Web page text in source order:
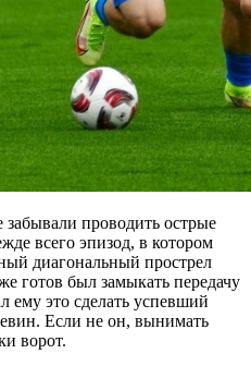
проводить острые
всего эпизод, в котором
диагональный прострел
готов был замыкать передачу
ему это сделать успевший
Если не он, вынимать
ворот.